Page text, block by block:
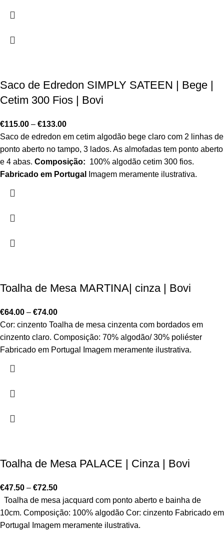
Saco de Edredon SIMPLY SATEEN | Bege |
Cetim 300 Fios | Bovi
€115.00 – €133.00
Saco de edredon em cetim algodão bege claro com 2 linhas de
ponto aberto no tampo, 3 lados. As almofadas tem ponto aberto
e 4 abas. Composição: 100% algodão cetim 300 fios.
Fabricado em Portugal
Imagem meramente ilustrativa.
Toalha de Mesa MARTINA| cinza | Bovi
€64.00 – €74.00
Cor: cinzento Toalha de mesa cinzenta com bordados em
cinzento claro. Composição: 70% algodão/ 30% poliéster
Fabricado em Portugal Imagem meramente ilustrativa.
Toalha de Mesa PALACE | Cinza | Bovi
€47.50 – €72.50
Toalha de mesa jacquard com ponto aberto e bainha de
10cm. Composição: 100% algodão Cor: cinzento Fabricado em
Portugal Imagem meramente ilustrativa.